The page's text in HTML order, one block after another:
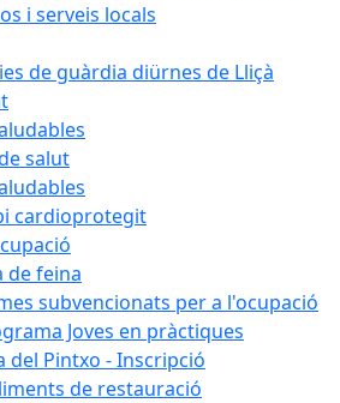
i serveis locals
de guàrdia diürnes de Lliçà
salut
cardioprotegit
de feina
subvencionats per a l'ocupació
Joves en pràctiques
del Pintxo - Inscripció
de restauració